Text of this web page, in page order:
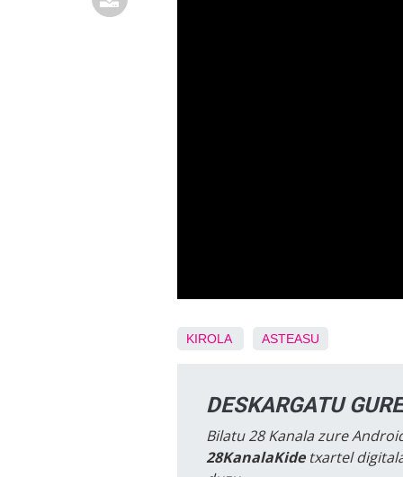
KIROLA ASTEASU
DESKARGATU
Bilatu 28 Kanala zure
28KanalaKidetxartel